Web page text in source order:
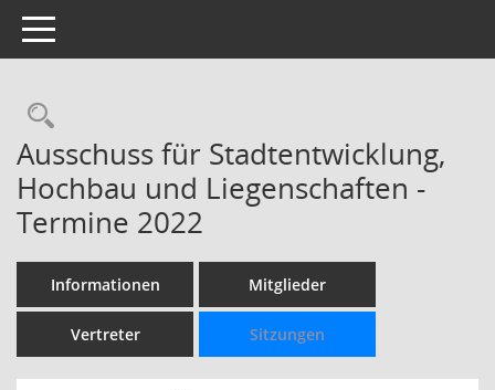
Toggle navigation
Rechercheauswahl
Ausschuss für Stadtentwicklung,
Hochbau und Liegenschaften -
Termine 2022
Informationen Mitglieder
Vertreter Sitzungen